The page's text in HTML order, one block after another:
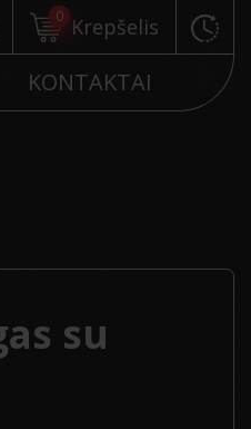
0 Krepšelis
KONTAKTAI
su